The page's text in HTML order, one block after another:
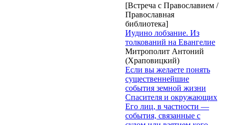
[Встреча с Православием /
Православная
библиотека]
Иудино лобзание. Из
толкований на Евангелие
Митрополит Антоний
(Храповицкий)
Если вы желаете понять
существеннейшие
события земной жизни
Спасителя и окружающих
Его лиц, в частности —
события, связанные с